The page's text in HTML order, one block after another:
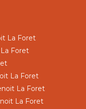
La Foret
Foret
La Foret
La Foret
La Foret